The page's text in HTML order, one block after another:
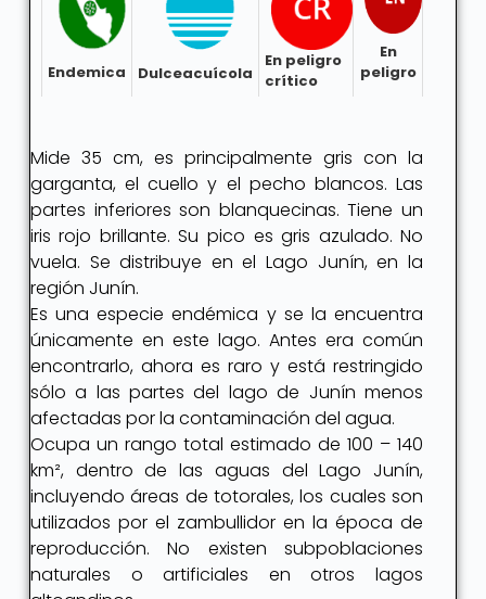
Endemica Dulceacuícola
En peligro
crítico
En
peligro
Mide 35 cm, es principalmente gris con la
garganta, el cuello y el pecho blancos. Las
partes inferiores son blanquecinas. Tiene un
iris rojo brillante. Su pico es gris azulado. No
vuela. Se distribuye en el Lago Junín, en la
región Junín.
Es una especie endémica y se la encuentra
únicamente en este lago. Antes era común
encontrarlo, ahora es raro y está restringido
sólo a las partes del lago de Junín menos
afectadas por la contaminación del agua.
Ocupa un rango total estimado de 100 – 140
km², dentro de las aguas del Lago Junín,
incluyendo áreas de totorales, los cuales son
utilizados por el zambullidor en la época de
reproducción. No existen subpoblaciones
naturales o artificiales en otros lagos